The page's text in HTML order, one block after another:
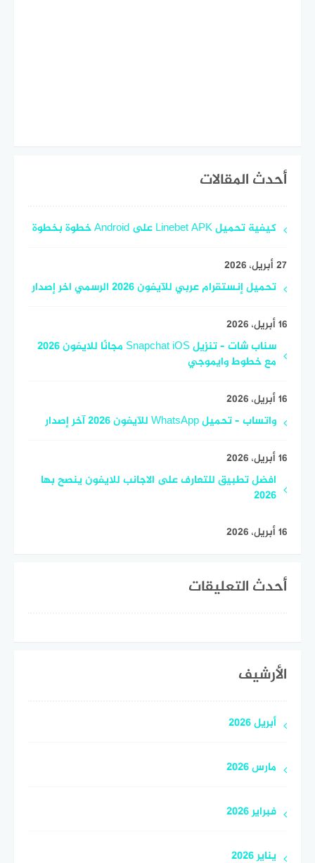
أحدث المقالات
كيفية تحميل Linebet APK على Android خطوة بخطوة
27 أبريل، 2026
تحميل إنستقرام عربي للآيفون 2026 الرسمي اخر إصدار
16 أبريل، 2026
سناب شات – تنزيل Snapchat iOS مجانًا للايفون 2026
مع خطوط وايموجي
16 أبريل، 2026
واتساب – تحميل WhatsApp للآيفون 2026 آخر إصدار
16 أبريل، 2026
افضل تطبيق للتعارف على الاجانب للايفون ينصح بها
2026
16 أبريل، 2026
أحدث التعليقات
الأرشيف
أبريل 2026
مارس 2026
فبراير 2026
يناير 2026